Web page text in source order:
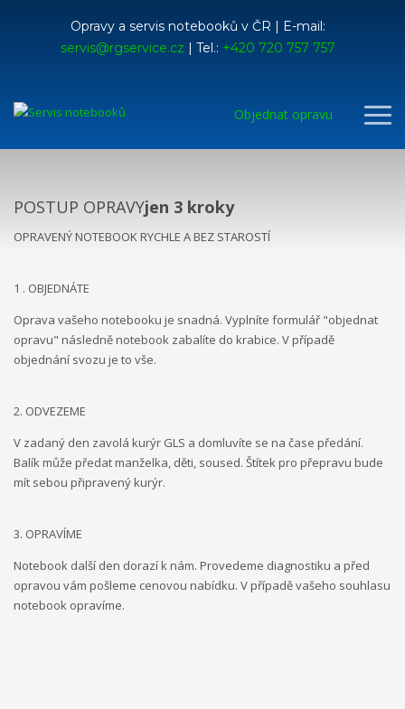
Opravy a servis notebooků v ČR | E-mail:
servis@rgservice.cz | Tel.: +420 720 757 757
Objednat opravu
POSTUP OPRAVYjen 3 kroky
OPRAVENÝ NOTEBOOK RYCHLE A BEZ STAROSTÍ
1 . OBJEDNÁTE
Oprava vašeho notebooku je snadná. Vyplníte formulář "objednat
opravu" následně notebook zabalíte do krabice. V případě
objednání svozu je to vše.
2. ODVEZEME
V zadaný den zavolá kurýr GLS a domluvíte se na čase předání.
Balík může předat manželka, děti, soused. Štítek pro přepravu bude
mít sebou připravený kurýr.
3. OPRAVÍME
Notebook další den dorazí k nám. Provedeme diagnostiku a před
opravou vám pošleme cenovou nabídku. V případě vašeho souhlasu
notebook opravíme.